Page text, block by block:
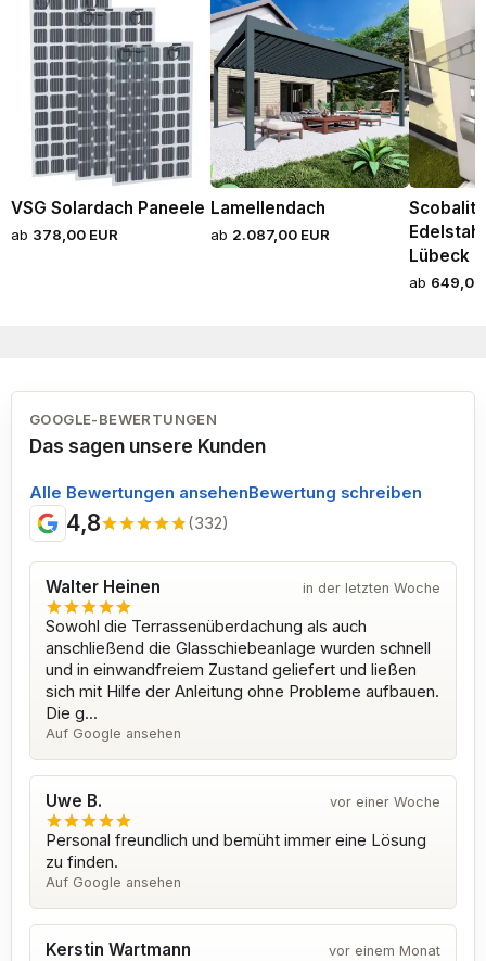
VSG Solardach Paneele
ab 378,00 EUR
Lamellendach
ab 2.087,00 EUR
Scobalit
Lübeck
ab 649,00
GOOGLE-BEWERTUNGEN
Das sagen unsere Kunden
Alle Bewertungen ansehenBewertung schreiben
4,8 (332)
Walter Heinen in der letzten Woche
Sowohl die Terrassenüberdachung als auch
anschließend die Glasschiebeanlage wurden schnell
und in einwandfreiem Zustand geliefert und ließen
sich mit Hilfe der Anleitung ohne Probleme aufbauen.
Die g...
Auf Google ansehen
Uwe B. vor einer Woche
Personal freundlich und bemüht immer eine Lösung
zu finden.
Auf Google ansehen
Kerstin Wartmann vor einem Monat